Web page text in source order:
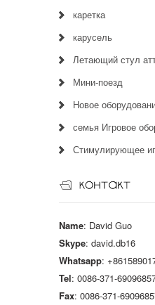
каретка
карусель
Летающий стул
Мини-поезд
Новое
семья Игровое
Стимулирующее
Name: David Guo
Skype: david.db16
Whatsapp:
Tel: 0086-371-
Fax: 0086-371-